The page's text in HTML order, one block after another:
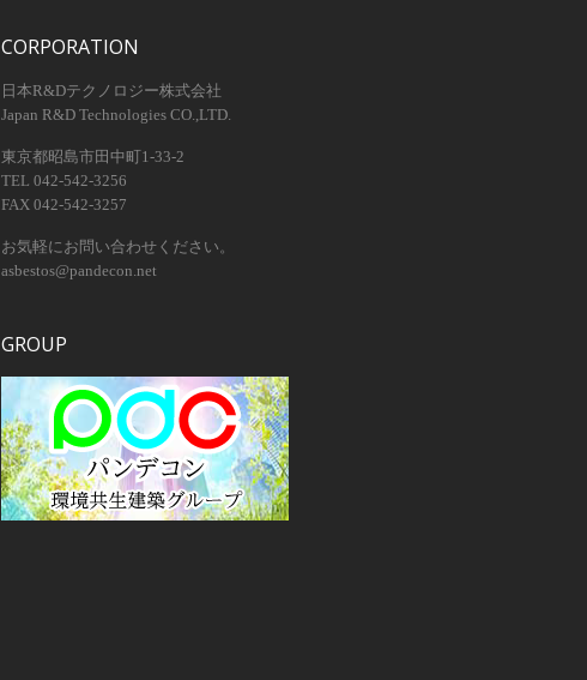
CORPORATION
日本R&Dテクノロジー株式会社
Japan R&D Technologies CO.,LTD.
東京都昭島市田中町1-33-2
TEL 042-542-3256
FAX 042-542-3257
お気軽にお問い合わせください。
asbestos@pandecon.net
GROUP